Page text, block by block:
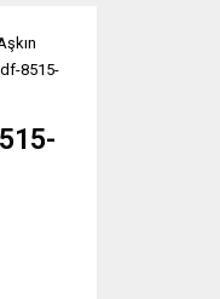
8515-